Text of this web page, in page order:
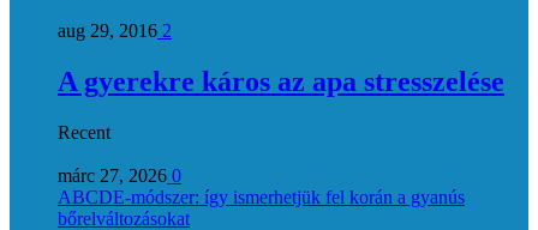
aug 29, 2016 2
A gyerekre káros az apa stresszelése
Recent
márc 27, 2026 0
ABCDE‑módszer: így ismerhetjük fel korán a gyanús
bőrelváltozásokat